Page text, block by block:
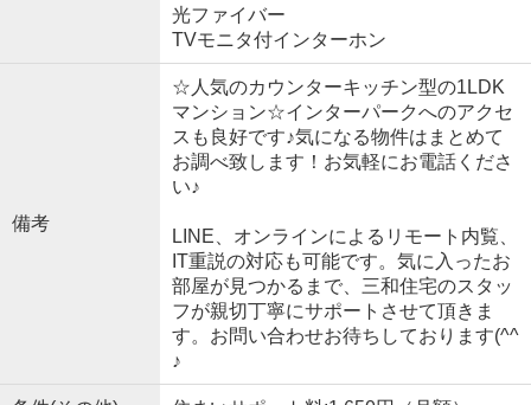
光ファイバー
TVモニタ付インターホン
備考
☆人気のカウンターキッチン型の1LDK
マンション☆インターパークへのアクセ
スも良好です♪気になる物件はまとめて
お調べ致します！お気軽にお電話くださ
い♪
LINE、オンラインによるリモート内覧、
IT重説の対応も可能です。気に入ったお
部屋が見つかるまで、三和住宅のスタッ
フが親切丁寧にサポートさせて頂きま
す。お問い合わせお待ちしております(^^
♪